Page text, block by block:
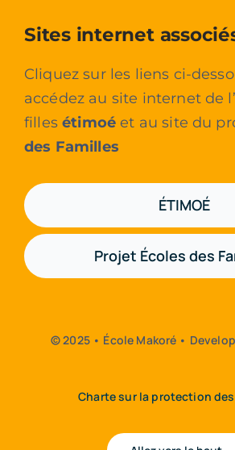
Sites internet
Cliquez sur les liens ci-
accédez au site internet de
fillesétimoé et au site du
des Familles
ÉTIMOÉ
Projet Écoles des
© 2025 • École Makoré •
Charte sur la protection